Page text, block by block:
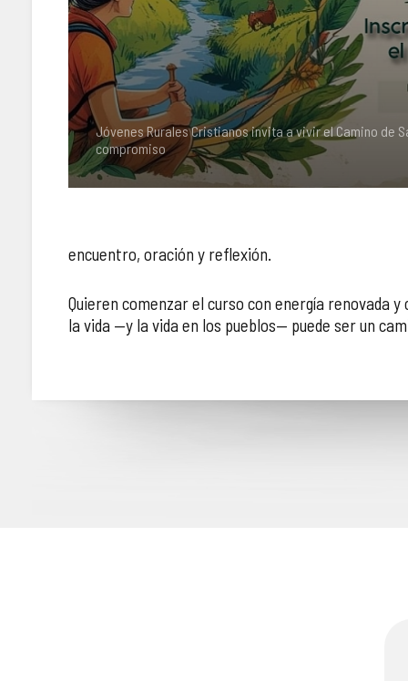
Jóvenes Rurales Cristianos invita a vivir el Camino de
compromiso
encuentro, oración y reflexión.
Quieren comenzar el curso con energía renovada
la vida —y la vida en los pueblos— puede ser un